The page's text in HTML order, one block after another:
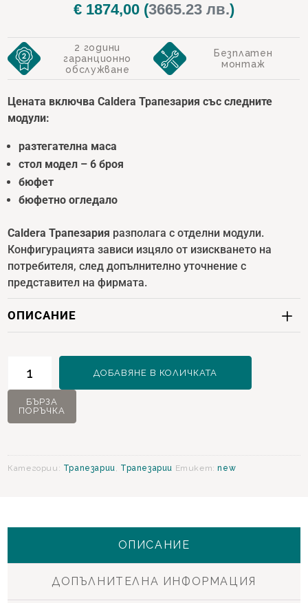
€ 1874,00 (3665.23 лв.)
2 години
гаранционно
обслужване
Безплатен
монтаж
Цената включва Caldera Трапезария със следните
модули:
разтегателна маса
стол модел – 6 броя
бюфет
бюфетно огледало
Caldera Трапезария разполага с отделни модули.
Конфигурацията зависи изцяло от изискването на
потребителя, след допълнително уточнение с
представител на фирмата.
ОПИСАНИЕ
Caldera
Трапезария
ДОБАВЯНЕ В КОЛИЧКАТА
БЪРЗА
ПОРЪЧКА
Категории: Трапезарии, Трапезарии Етикет:new
ОПИСАНИЕ
ДОПЪЛНИТЕЛНА ИНФОРМАЦИЯ